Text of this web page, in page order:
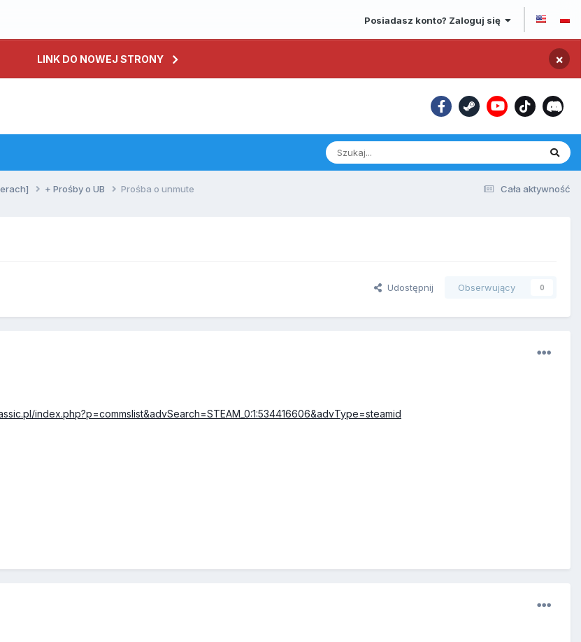
Posiadasz konto? Zaloguj się
LINK DO NOWEJ STRONY ×
Cała aktywność
+ Prośby o UB Prośba o unmute
Udostępnij Obserwujący 0
index.php?p=commslist&advSearch=STEAM_0:1:534416606&advType=steamid